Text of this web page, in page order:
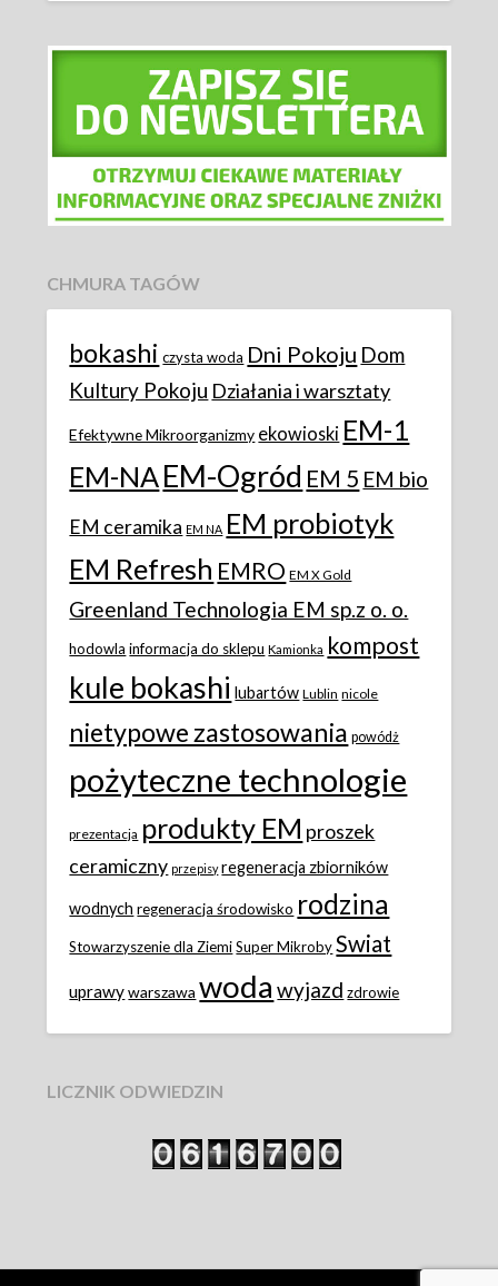
CHMURA TAGÓW
bokashi czysta woda Dni Pokoju Dom
Kultury Pokoju Działania i warsztaty
Efektywne Mikroorganizmy ekowioski EM-1
EM-NAEM-Ogród EM 5 EM bio
EM ceramika EM NA EM probiotyk
EM Refresh EMRO EM X Gold
Greenland Technologia EM sp.z o. o.
hodowla informacja do sklepu Kamionka kompost
kule bokashi lubartów Lublin nicole
nietypowe zastosowania powódż
pożyteczne technologie
prezentacja produkty EM proszek
ceramiczny przepisy regeneracja zbiorników
wodnych regeneracja środowisko rodzina
Stowarzyszenie dla Ziemi Super Mikroby Swiat
uprawy warszawa woda wyjazd zdrowie
LICZNIK ODWIEDZIN